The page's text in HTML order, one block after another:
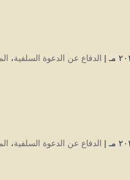
الدفاع عن الدعوة السلفية،
الدفاع عن الدعوة السلفية،